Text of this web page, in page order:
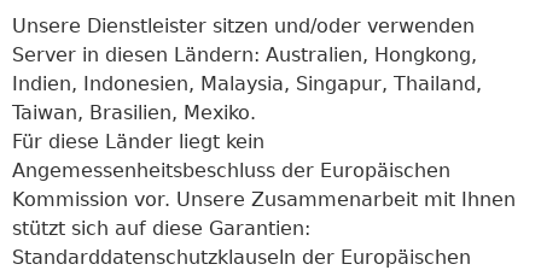
Unsere Dienstleister sitzen und/oder verwenden
Server in diesen Ländern: Australien, Hongkong,
Indien, Indonesien, Malaysia, Singapur, Thailand,
Taiwan, Brasilien, Mexiko.
Für diese Länder liegt kein
Angemessenheitsbeschluss der Europäischen
Kommission vor. Unsere Zusammenarbeit mit Ihnen
stützt sich auf diese Garantien:
Standarddatenschutzklauseln der Europäischen